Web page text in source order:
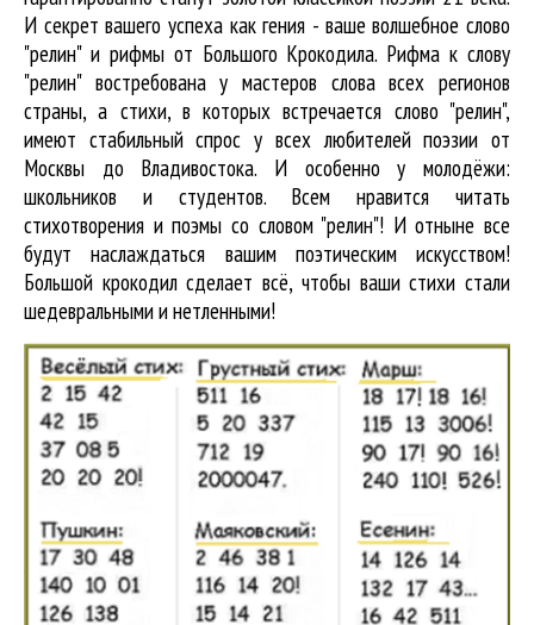
И секрет вашего успеха как гения - ваше волшебное слово
"релин" и рифмы от Большого Крокодила. Рифма к слову
"релин" востребована у мастеров слова всех регионов
страны, а стихи, в которых встречается слово "релин",
имеют стабильный спрос у всех любителей поэзии от
Москвы до Владивостока. И особенно у молодёжи:
школьников и студентов. Всем нравится читать
стихотворения и поэмы со словом "релин"! И отныне все
будут наслаждаться вашим поэтическим искусством!
Большой крокодил cделает всё, чтобы ваши стихи стали
шедевральными и нетленными!